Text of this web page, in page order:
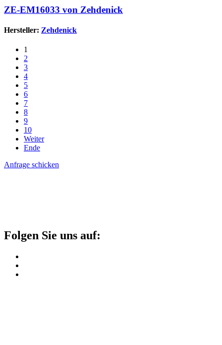
ZE-EM16033 von Zehdenick
Hersteller: Zehdenick
1
2
3
4
5
6
7
8
9
10
Weiter
Ende
Anfrage schicken
Folgen Sie uns auf: